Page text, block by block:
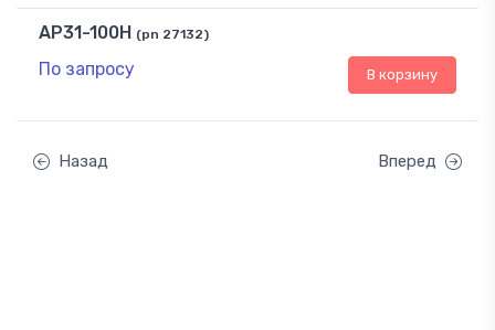
AP31-100H (pn 27132)
По запросу В корзину
Назад Вперед